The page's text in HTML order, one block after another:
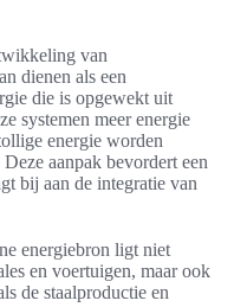
van
dienen als een
die is opgewekt uit
systemen meer energie
energie worden
aanpak bevordert een
bij aan de integratie van
energiebron ligt niet
en voertuigen, maar ook
de staalproductie en